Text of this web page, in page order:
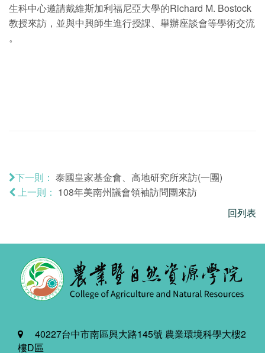
生科中心邀請戴維斯加利福尼亞大學的Richard M. Bostock
教授來訪，並與中興師生進行授課、舉辦座談會等學術交流
。
下一則： 泰國皇家基金會、高地研究所來訪(一團)
上一則：
108年美南州議會領袖訪問團來訪
回列表
40227台中市南區興大路145號 農業環境科學大樓2
樓D區